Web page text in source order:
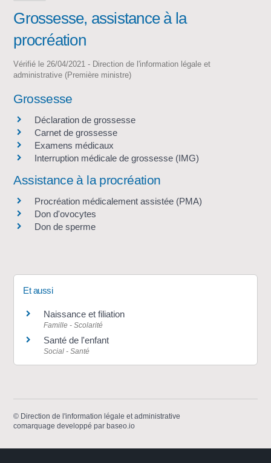
Grossesse, assistance à la
procréation
Vérifié le 26/04/2021 - Direction de l'information légale et
administrative (Première ministre)
Grossesse
Déclaration de grossesse
Carnet de grossesse
Examens médicaux
Interruption médicale de grossesse (IMG)
Assistance à la procréation
Procréation médicalement assistée (PMA)
Don d'ovocytes
Don de sperme
Et aussi
Naissance et filiation
Famille - Scolarité
Santé de l'enfant
Social - Santé
© Direction de l'information légale et administrative
comarquage developpé parbaseo.io